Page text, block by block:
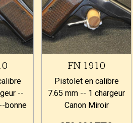
--
bonne
FN 1910
Pistolet en calibre
7.65 mm -- 1 chargeur
Canon Miroir